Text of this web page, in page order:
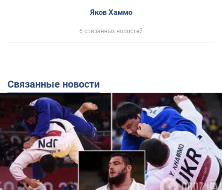
Яков Хаммо
6 связанных новостей
Связанные новости